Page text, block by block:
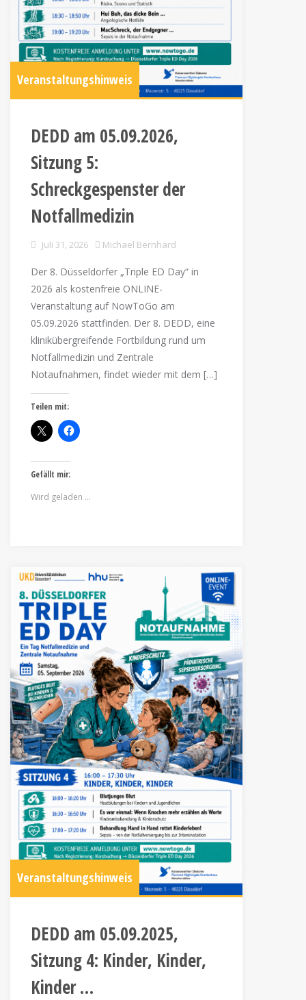
Veranstaltungshinweis
DEDD am 05.09.2026,
Sitzung 5:
Schreckgespenster der
Notfallmedizin
Juli 31, 2026 Michael Bernhard
Der 8. Düsseldorfer „Triple ED Day“ in
2026 als kostenfreie ONLINE-
Veranstaltung auf NowToGo am
05.09.2026 stattfinden. Der 8. DEDD, eine
klinikübergreifende Fortbildung rund um
Notfallmedizin und Zentrale
Notaufnahmen, findet wieder mit dem […]
Teilen mit:
Gefällt mir:
Wird geladen …
Veranstaltungshinweis
DEDD am 05.09.2025,
Sitzung 4: Kinder, Kinder,
Kinder …